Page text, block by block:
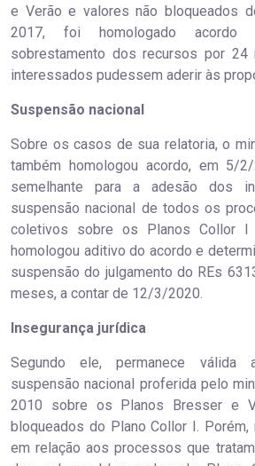
e Verão e valores não bloqueados
2017, foi homologado acordo
sobrestamento dos recursos por 24
interessados pudessem aderir às
Suspensão nacional
Sobre os casos de sua relatoria, o
também homologou acordo, em 5/
semelhante para a adesão dos
suspensão nacional de todos os
coletivos sobre os Planos Collor
homologou aditivo do acordo e
suspensão do julgamento do REs
meses, a contar de 12/3/2020.
Insegurança jurídica
Segundo ele, permanece válida
suspensão nacional proferida pelo
2010 sobre os Planos Bresser e
bloqueados do Plano Collor I.
em relação aos processos que